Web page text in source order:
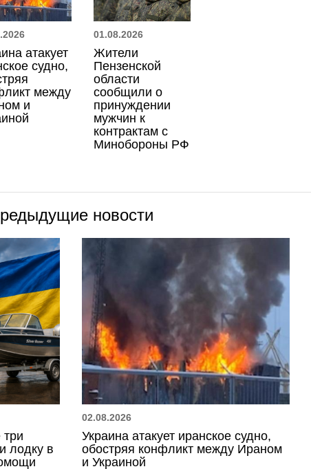
атакует
судно,
между
и
01.08.2026
Жители
Пензенской
области
сообщили о
принуждении
мужчин к
контрактам с
Минобороны РФ
новости
три
лодку в
02.08.2026
Украина атакует иранское судно,
обостряя конфликт между Ираном
и Украиной